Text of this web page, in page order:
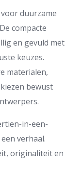
duurzame
compacte
en gevuld met
keuzes.
materialen,
bewust
in-een-
verhaal.
originaliteit en